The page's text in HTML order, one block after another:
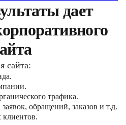
дает
сайта:
трафика.
обращений, заказов и т.д.